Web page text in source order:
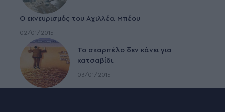
Ο εκνευρισμός του Αχιλλέα Μπέου
02/01/2015
To σκαρπέλο δεν κάνει για
κατσαβίδι
03/01/2015